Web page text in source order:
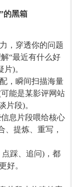
的黑箱
，穿透你的问题
“最近有什么好
)。
，瞬间扫描海量
能是某影评网站
片段)。
息片段喂给核心
提炼、重写，
点踩、追问)，都
好。